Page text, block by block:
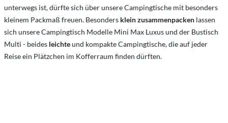
unterwegs ist, dürfte sich über unsere Campingtische mit besonders
kleinem Packmaß freuen. Besonders klein zusammenpacken lassen
sich unsere Campingtisch Modelle Mini Max Luxus und der Bustisch
Multi - beides leichteund kompakte Campingtische, die auf jeder
Reise ein Plätzchen im Kofferraum finden dürften.